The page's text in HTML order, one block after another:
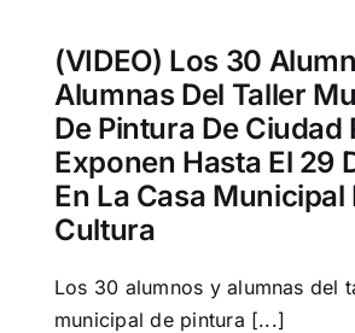
(VIDEO) Los 30
Alumnas Del Taller
De Pintura De Ciudad
Exponen Hasta El 29
En La Casa Municipal
Cultura
Los 30 alumnos y alumnas del
municipal de pintura [...]